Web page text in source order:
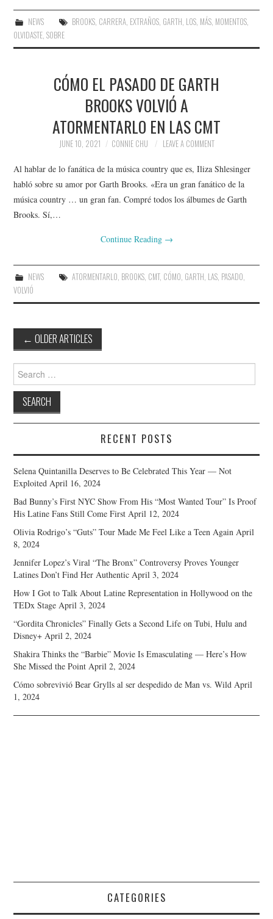
NEWS BROOKS, CARRERA, EXTRAÑOS, GARTH, LOS, MÁS, MOMENTOS,
OLVIDASTE,SOBRE
CÓMO EL PASADO DE GARTH
BROOKS VOLVIÓ A
ATORMENTARLO EN LAS CMT
JUNE 10, 2021 CONNIE CHU LEAVE A COMMENT
Al hablar de lo fanática de la música country que es, Iliza Shlesinger
habló sobre su amor por Garth Brooks. «Era un gran fanático de la
música country … un gran fan. Compré todos los álbumes de Garth
Brooks. Sí,…
Continue Reading →
NEWS ATORMENTARLO, BROOKS, CMT, CÓMO, GARTH, LAS, PASADO,
VOLVIÓ
Post
navigation
← OLDER ARTICLES
Search
for:
RECENT POSTS
Selena Quintanilla Deserves to Be Celebrated This Year — Not
Exploited April 16, 2024
Bad Bunny’s First NYC Show From His “Most Wanted Tour” Is Proof
His Latine Fans Still Come First April 12, 2024
Olivia Rodrigo’s “Guts” Tour Made Me Feel Like a Teen Again April
8, 2024
Jennifer Lopez’s Viral “The Bronx” Controversy Proves Younger
Latines Don’t Find Her Authentic April 3, 2024
How I Got to Talk About Latine Representation in Hollywood on the
TEDx Stage April 3, 2024
“Gordita Chronicles” Finally Gets a Second Life on Tubi, Hulu and
Disney+ April 2, 2024
Shakira Thinks the “Barbie” Movie Is Emasculating — Here’s How
She Missed the Point April 2, 2024
Cómo sobrevivió Bear Grylls al ser despedido de Man vs. Wild April
1, 2024
CATEGORIES